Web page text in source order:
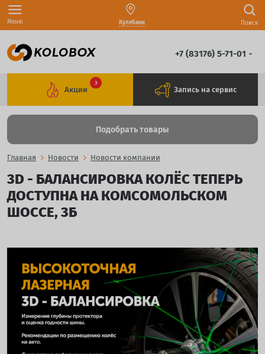
Меню Кулебаки Поиск
+7 (83176) 5-71-01
Акции
3
Запись на сервис
Подобрать товары
Главная Новости Новости компании
3D - БАЛАНСИРОВКА КОЛЁС ТЕПЕРЬ
ДОСТУПНА НА КОМСОМОЛЬСКОМ
ШОССЕ, 3Б